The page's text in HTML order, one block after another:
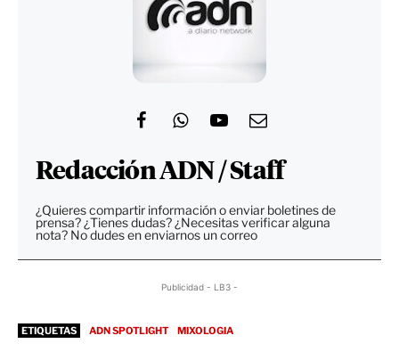
Redacción ADN / Staff
¿Quieres compartir información o enviar boletines de
prensa? ¿Tienes dudas? ¿Necesitas verificar alguna
nota? No dudes en enviarnos un correo
Publicidad - LB3 -
ETIQUETAS ADN SPOTLIGHT MIXOLOGIA